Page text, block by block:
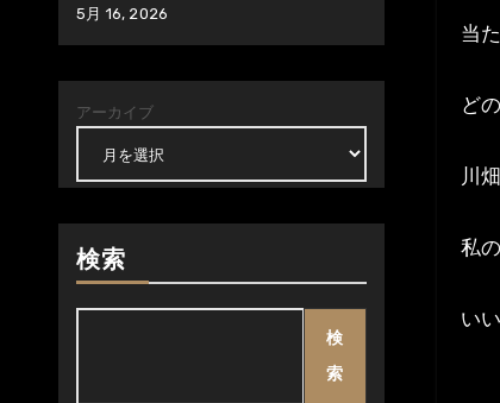
5月 16, 2026
アーカイブ
検索
検
索
当
ど
川
私
い